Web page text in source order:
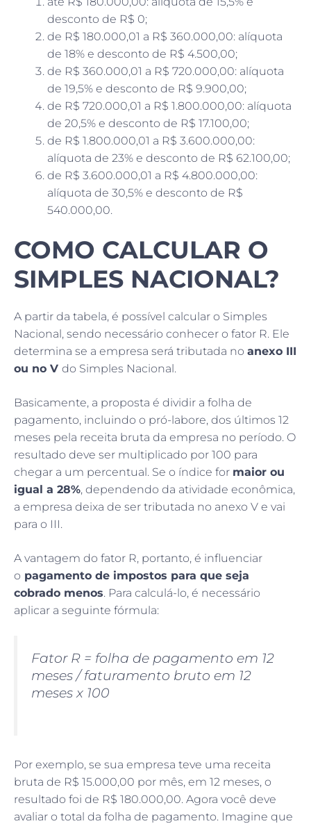
desconto de R$ 0;
de R$ 180.000,01 a R$ 360.000,00: alíquota
de 18% e desconto de R$ 4.500,00;
de R$ 360.000,01 a R$ 720.000,00: alíquota
de 19,5% e desconto de R$ 9.900,00;
de R$ 720.000,01 a R$ 1.800.000,00: alíquota
de 20,5% e desconto de R$ 17.100,00;
de R$ 1.800.000,01 a R$ 3.600.000,00:
alíquota de 23% e desconto de R$ 62.100,00;
de R$ 3.600.000,01 a R$ 4.800.000,00:
alíquota de 30,5% e desconto de R$
540.000,00.
COMO CALCULAR O
SIMPLES NACIONAL?
A partir da tabela, é possível calcular o Simples
Nacional, sendo necessário conhecer o fator R. Ele
determina se a empresa será tributada no anexo III
ou no V do Simples Nacional.
Basicamente, a proposta é dividir a folha de
pagamento, incluindo o pró-labore, dos últimos 12
meses pela receita bruta da empresa no período. O
resultado deve ser multiplicado por 100 para
chegar a um percentual. Se o índice for maior ou
igual a 28%, dependendo da atividade econômica,
a empresa deixa de ser tributada no anexo V e vai
para o III.
A vantagem do fator R, portanto, é influenciar
o pagamento de impostos para que seja
cobrado menos. Para calculá-lo, é necessário
aplicar a seguinte fórmula:
Fator R = folha de pagamento em 12
meses / faturamento bruto em 12
meses x 100
Por exemplo, se sua empresa teve uma receita
bruta de R$ 15.000,00 por mês, em 12 meses, o
resultado foi de R$ 180.000,00. Agora você deve
avaliar o total da folha de pagamento. Imagine que